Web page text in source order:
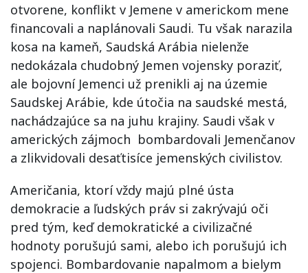
otvorene, konflikt v Jemene v americkom mene
financovali a naplánovali Saudi. Tu však narazila
kosa na kameň, Saudská Arábia nielenže
nedokázala chudobný Jemen vojensky poraziť,
ale bojovní Jemenci už prenikli aj na územie
Saudskej Arábie, kde útočia na saudské mestá,
nachádzajúce sa na juhu krajiny. Saudi však v
amerických zájmoch bombardovali Jemenčanov
a zlikvidovali desaťtisíce jemenských civilistov.
Američania, ktorí vždy majú plné ústa
demokracie a ľudských práv si zakrývajú oči
pred tým, keď demokratické a civilizačné
hodnoty porušujú sami, alebo ich porušujú ich
spojenci. Bombardovanie napalmom a bielym